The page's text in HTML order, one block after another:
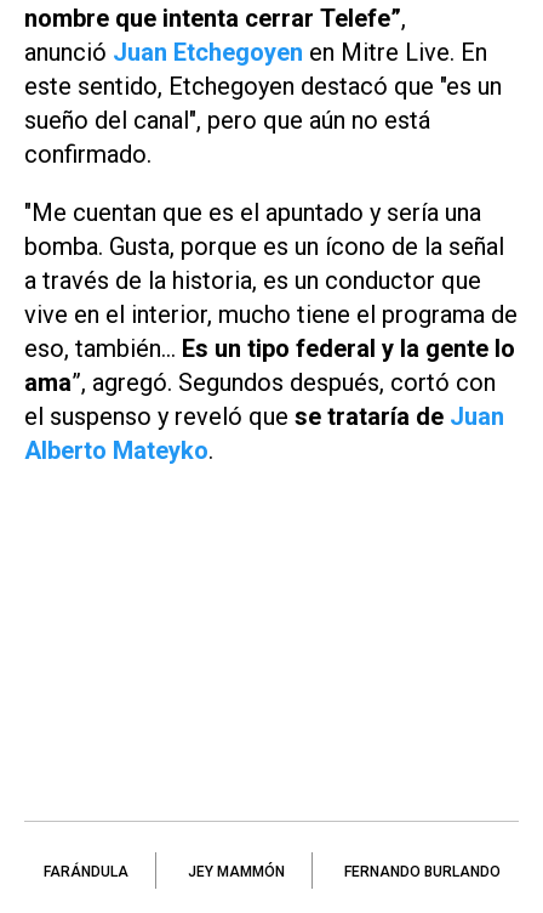
nombre que intenta cerrar Telefe”,
anunció Juan Etchegoyen en Mitre Live. En
este sentido, Etchegoyen destacó que "es un
sueño del canal", pero que aún no está
confirmado.
"Me cuentan que es el apuntado y sería una
bomba. Gusta, porque es un ícono de la señal
a través de la historia, es un conductor que
vive en el interior, mucho tiene el programa de
eso, también... Es un tipo federal y la gente lo
ama”, agregó. Segundos después, cortó con
el suspenso y reveló que se trataría de Juan
Alberto Mateyko.
FARÁNDULA JEY MAMMÓN FERNANDO BURLANDO